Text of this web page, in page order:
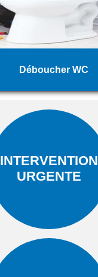
Déboucher WC
INTERVENTION
URGENTE